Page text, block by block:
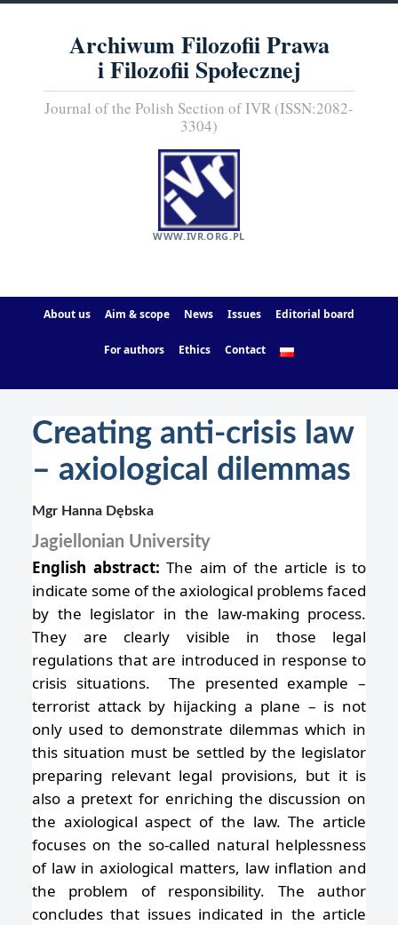
Archiwum Filozofii Prawa
i Filozofii Społecznej
Journal of the Polish Section of IVR (ISSN:2082-
3304)
WWW.IVR.ORG.PL
About us Aim & scope News Issues Editorial board
For authors Ethics Contact
Creating anti-crisis law
– axiological dilemmas
Mgr Hanna Dębska
Jagiellonian University
English abstract: The aim of the article is to
indicate some of the axiological problems faced
by the legislator in the law-making process.
They are clearly visible in those legal
regulations that are introduced in response to
crisis situations. The presented example –
terrorist attack by hijacking a plane – is not
only used to demonstrate dilemmas which in
this situation must be settled by the legislator
preparing relevant legal provisions, but it is
also a pretext for enriching the discussion on
the axiological aspect of the law. The article
focuses on the so-called natural helplessness
of law in axiological matters, law inflation and
the problem of responsibility. The author
concludes that issues indicated in the article